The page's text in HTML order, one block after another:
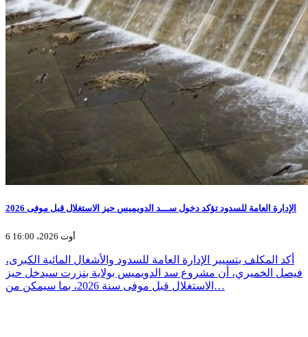
الإدارة العامة للسدود تؤكد دخول ســـد الدويميس حيز الاستغلال قبل موفى 2026
6 أوت 2026، 16:00
أكد المكلف بتسيير الإدارة العامة للسدود والأشغال المائية الكبرى،
فيصل الخميري، أن مشروع سد الدويميس بولاية بنزرت سيدخل حيز
الاستغلال قبل موفى سنة 2026، بما سيمكن من…